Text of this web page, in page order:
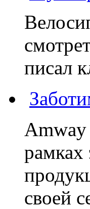
писал
рамках
своей